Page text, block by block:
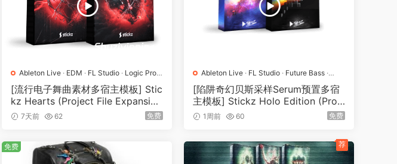
Ableton Live · EDM · FL Studio · Logic Pro·
MIDI · Pop ·工程·素材 ·采样
[流行电子舞曲素材多宿主模板] Stic
kz Hearts (Project File Expansio
n) [多格式]（864.59MB）
7天前 62 免费
Ableton Live · FL Studio · Future Bass ·
Logic Pro·Serum· Trap ·素材·采样
预置
[陷阱奇幻贝斯采样Serum预置多宿
主模板] Stickz Holo Edition (Pro
Version) [WAV]（340MB）
1周前 60 免费
免费 荐